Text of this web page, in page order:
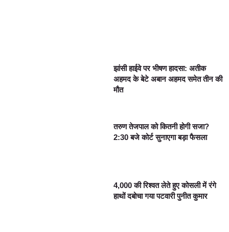
झांसी हाईवे पर भीषण हादसा: अतीक
अहमद के बेटे अबान अहमद समेत तीन की
मौत
तरुण तेजपाल को कितनी होगी सजा?
2:30 बजे कोर्ट सुनाएगा बड़ा फैसला
4,000 की रिश्वत लेते हुए कोसली में रंगे
हाथों दबोचा गया पटवारी पुनीत कुमार